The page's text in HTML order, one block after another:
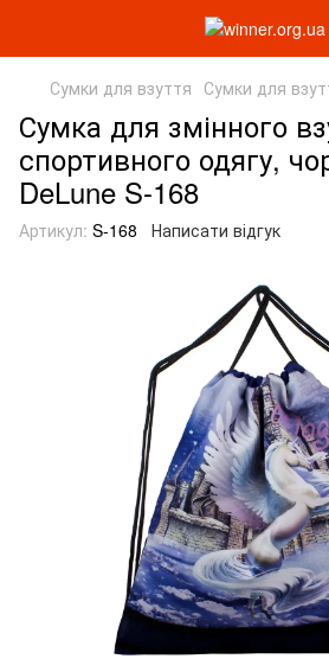
Сумки для взуття Сумки для
Сумка для змінного
спортивного одягу,
DeLune S-168
Артикул: S-168 Написати відгук